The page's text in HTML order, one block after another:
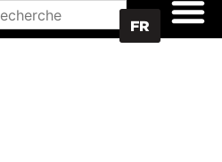
FR